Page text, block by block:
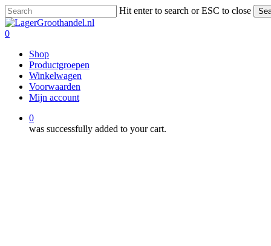
Skip
to
main
Hit enter to search or ESC to close
Close
Search
0
Shop
Productgroepen
Winkelwagen
Voorwaarden
Mijn account
0
was successfully added to your cart.